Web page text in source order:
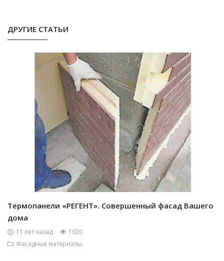
ДРУГИЕ СТАТЬИ
Термопанели «РЕГЕНТ». Совершенный фасад Вашего
дома
11 лет назад
1020
Фасадные материалы